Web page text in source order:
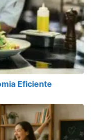
Eficiente